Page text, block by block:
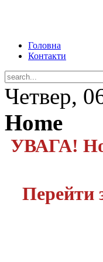
Головна
Контакти
Четвер,
Home
УВАГА!
Перейти